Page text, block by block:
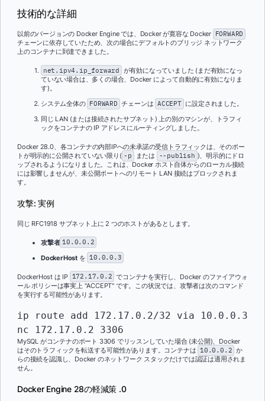
技術的な詳細
以前のバージョンの Docker Engine では、Docker が寛容な Docker FORWARD
チェーンに依存していたため、次の場合にデフォルトのブリッジ ネットワーク
上のコンテナに到達できました。
net.ipv4.ip_forward が有効になっていました (まだ有効になっ
ていない場合は、多くの場合、Docker によって自動的に有効になりま
す)。
システム全体の FORWARD チェーンは ACCEPT に設定されました。
同じ LAN (または接続されたサブネット) 上の別のマシンが、トラフィ
ックをコンテナの IP アドレスにルーティングしました。
Docker 28.0、各コンテナの内部IPへの未承諾の受信トラフィックは、そのポー
トが明示的に公開されていない限り( -p または --publish )、明示的にドロ
ップされるようになりました。これは、Docker ホスト自体からのローカル接続
には影響しませんが、未公開ポートへのリモート LAN 接続はブロックされま
す。
攻撃: 実例
同じ RFC1918 サブネット上に 2 つのホストがあるとします。
攻撃者 10.0.0.2
DockerHost を 10.0.0.3
DockerHost は IP 172.17.0.2 でコンテナを実行し、Docker のファイアウォ
ール ポリシーは事実上 "ACCEPT" です。この状況では、攻撃者は次のコマンド
を実行する可能性があります。
ip route add 172.17.0.2/32 via 10.0.0.3
nc 172.17.0.2 3306
MySQL がコンテナのポート 3306 でリッスンしていた場合 (未公開)、Docker
はそのトラフィックを転送する可能性があります。コンテナは 10.0.0.2 か
らの接続を認識し、Docker のネットワーク スタックだけでは認証は適用されま
せん。
Docker Engine 28の軽減策 .0